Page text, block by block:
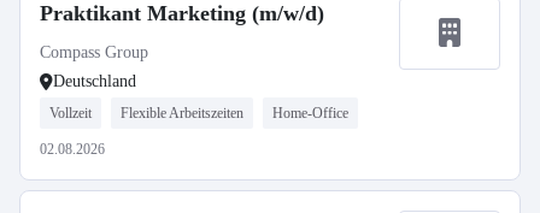
Praktikant Marketing (m/w/d)
Compass Group
Deutschland
Vollzeit Flexible Arbeitszeiten Home-Office
02.08.2026